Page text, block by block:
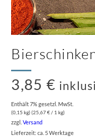
3,85 €
Enthält 7% gesetzl. MwSt.
(0,15 kg) (25,67€/ 1 kg)
zzgl.Versand
Lieferzeit: ca. 5 Werktage